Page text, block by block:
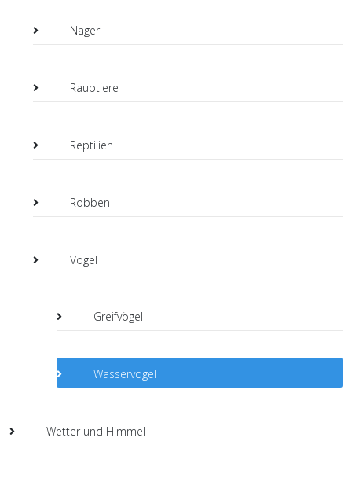
Nager
Raubtiere
Reptilien
Robben
Vögel
Greifvögel
Wasservögel
Wetter und Himmel